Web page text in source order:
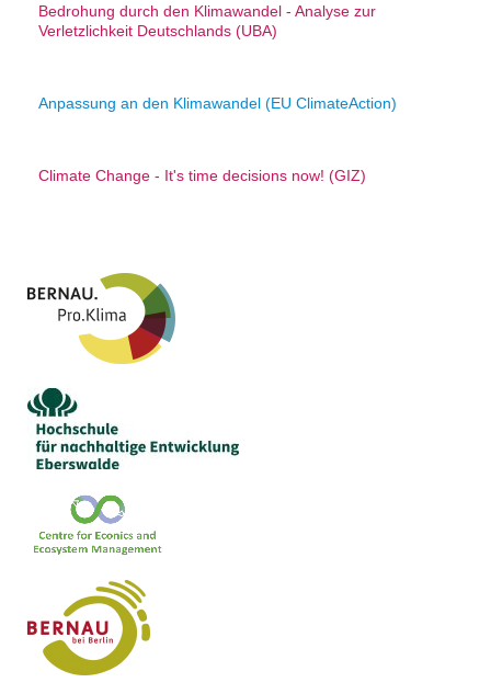
Bedrohung durch den Klimawandel - Analyse zur
Verletzlichkeit Deutschlands (UBA)
Anpassung an den Klimawandel (EU ClimateAction)
Climate Change - It's time decisions now! (GIZ)